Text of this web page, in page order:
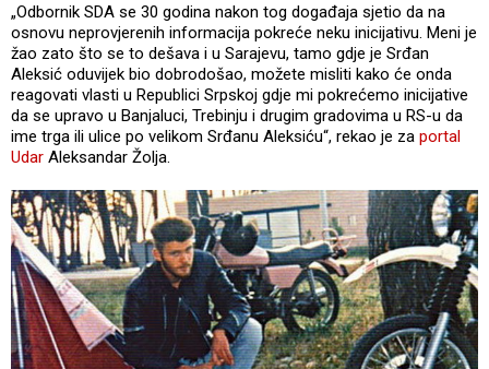
„Odbornik SDA se 30 godina nakon tog događaja sjetio da na
osnovu neprovjerenih informacija pokreće neku inicijativu. Meni je
žao zato što se to dešava i u Sarajevu, tamo gdje je Srđan
Aleksić oduvijek bio dobrodošao, možete misliti kako će onda
reagovati vlasti u Republici Srpskoj gdje mi pokrećemo inicijative
da se upravo u Banjaluci, Trebinju i drugim gradovima u RS-u da
ime trga ili ulice po velikom Srđanu Aleksiću“, rekao je za portal
Udar Aleksandar Žolja.